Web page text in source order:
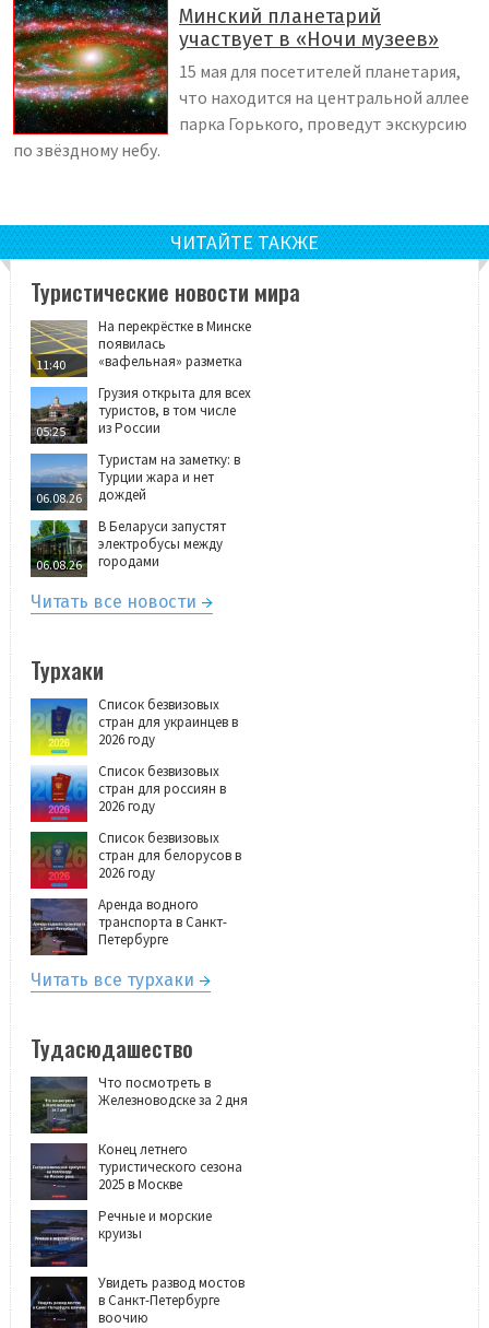
Минский планетарий
участвует в «Ночи музеев»
15 мая для посетителей планетария,
что находится на центральной аллее
парка Горького, проведут экскурсию
по звёздному небу.
ЧИТАЙТЕ ТАКЖЕ
Туристические новости мира
11:40
На перекрёстке в Минске
появилась
«вафельная» разметка
05:25
Грузия открыта для всех
туристов, в том числе
из России
06.08.26
Туристам на заметку: в
Турции жара и нет
дождей
06.08.26
В Беларуси запустят
электробусы между
городами
Читать все новости
Турхаки
Список безвизовых
стран для украинцев в
2026 году
Список безвизовых
стран для россиян в
2026 году
Список безвизовых
стран для белорусов в
2026 году
Аренда водного
транспорта в Санкт-
Петербурге
Читать все турхаки
Тудасюдашество
Что посмотреть в
Железноводске за 2 дня
Конец летнего
туристического сезона
2025 в Москве
Речные и морские
круизы
Увидеть развод мостов
в Санкт-Петербурге
воочию